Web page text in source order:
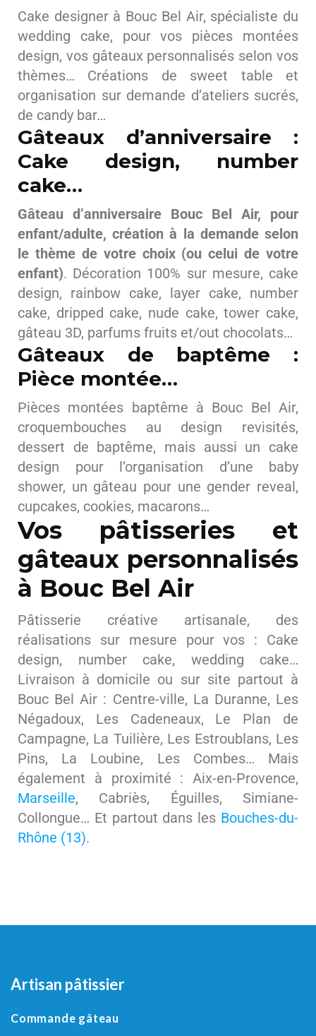
Cake designer à Bouc Bel Air, spécialiste du
wedding cake, pour vos pièces montées
design, vos gâteaux personnalisés selon vos
thèmes… Créations de sweet table et
organisation sur demande d’ateliers sucrés,
de candy bar…
Gâteaux d’anniversaire :
Cake design, number
cake…
Gâteau d’anniversaire Bouc Bel Air, pour
enfant/adulte, création à la demande selon
le thème de votre choix (ou celui de votre
enfant). Décoration 100% sur mesure, cake
design, rainbow cake, layer cake, number
cake, dripped cake, nude cake, tower cake,
gâteau 3D, parfums fruits et/out chocolats…
Gâteaux de baptême :
Pièce montée…
Pièces montées baptême à Bouc Bel Air,
croquembouches au design revisités,
dessert de baptême, mais aussi un cake
design pour l’organisation d’une baby
shower, un gâteau pour une gender reveal,
cupcakes, cookies, macarons…
Vos pâtisseries et
gâteaux personnalisés
à Bouc Bel Air
Pâtisserie créative artisanale, des
réalisations sur mesure pour vos : Cake
design, number cake, wedding cake…
Livraison à domicile ou sur site partout à
Bouc Bel Air : Centre-ville, La Duranne, Les
Négadoux, Les Cadeneaux, Le Plan de
Campagne, La Tuilière, Les Estroublans, Les
Pins, La Loubine, Les Combes… Mais
également à proximité : Aix-en-Provence,
Marseille, Cabriès, Éguilles, Simiane-
Collongue… Et partout dans les Bouches-du-
Rhône (13).
Artisan pâtissier
Commande gâteau